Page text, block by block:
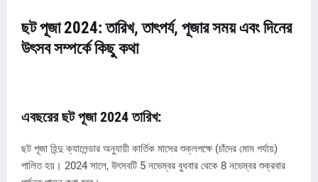
ছট পূজা 2024: তারিখ, তাৎপর্য, পূজার সময় এবং দিনের
উৎসব সম্পর্কে কিছু কথা
এবছরের ছট পূজা 2024 তারিখ:
ছট পূজা হিন্দু ক্যালেন্ডার অনুযায়ী কার্তিক মাসের শুক্লপক্ষে (চাঁদের মোম পর্যায়)
পালিত হয়। 2024 সালে, উৎসবটি 5 নভেম্বর বুধবার থেকে 8 নভেম্বর শুক্রবার